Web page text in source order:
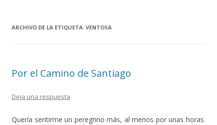
ARCHIVO DE LA ETIQUETA: VENTOSA
Por el Camino de Santiago
Deja una respuesta
Quería sentirme un peregrino más, al menos por unas horas.